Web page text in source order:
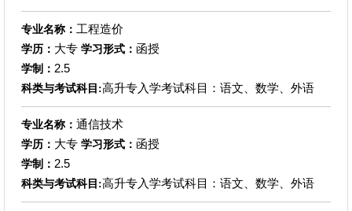
专业名称： 工程造价
学历： 大专 学习形式： 函授
学制： 2.5
科类与考试科目:高升专入学考试科目：语文、数学、外语
专业名称： 通信技术
学历： 大专 学习形式： 函授
学制： 2.5
科类与考试科目:高升专入学考试科目：语文、数学、外语